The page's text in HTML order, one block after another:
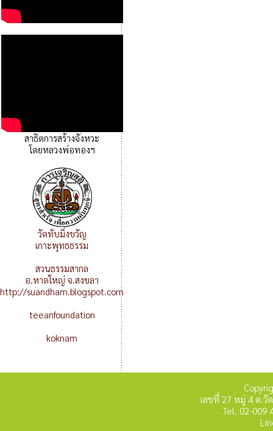
สาธิตการสร้างจังหวะ
โดยหลวงพ่อทองฯ
วัดทับมิ่งขวัญ
เกาะพุทธธรรม
สวนธรรมสากล
อ.หาดใหญ่ จ.สงขลา
http://suandham.blogspot.com
teeanfoundation
koknam
เลขที่ 27 หมู่ 4 ต.วั
Tel. 02-009